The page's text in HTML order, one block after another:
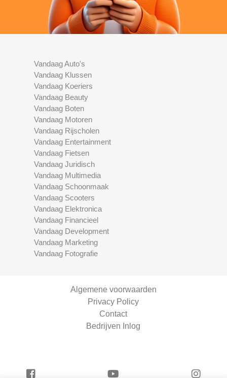
Vandaag Auto's
Vandaag Klussen
Vandaag Koeriers
Vandaag Beauty
Vandaag Boten
Vandaag Motoren
Vandaag Rijscholen
Vandaag Entertainment
Vandaag Fietsen
Vandaag Juridisch
Vandaag Multimedia
Vandaag Schoonmaak
Vandaag Scooters
Vandaag Elektronica
Vandaag Financieel
Vandaag Development
Vandaag Marketing
Vandaag Fotografie
Algemene voorwaarden
Privacy Policy
Contact
Bedrijven Inlog